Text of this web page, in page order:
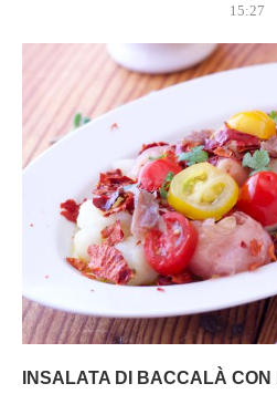
15:27
INSALATA DI BACCALÀ